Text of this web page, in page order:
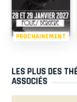
PROCHAINEMENT
LES PLUS DES
ASSOCIÉS